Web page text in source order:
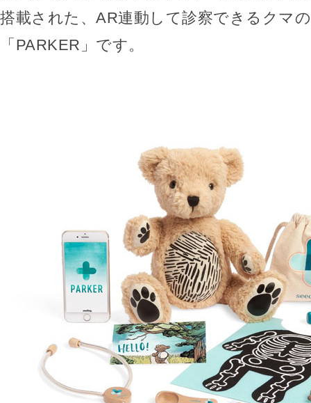
搭載された、AR連動して診察できるクマ
「PARKER」です。